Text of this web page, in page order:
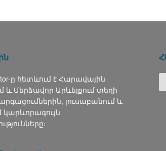
ը հետևում է Հարավային
և Մերձավոր Արևելքում տեղի
լուսաբանում և
կարևորագույն